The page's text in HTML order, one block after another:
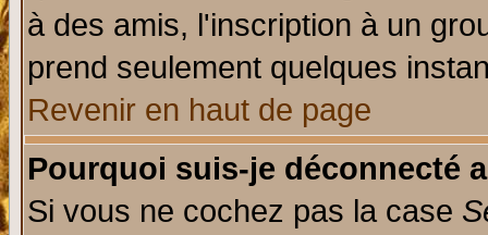
à des amis, l'inscription à un
prend seulement quelques
Revenir en haut de page
Pourquoi suis-je déconnecté
Si vous ne cochez pas la case